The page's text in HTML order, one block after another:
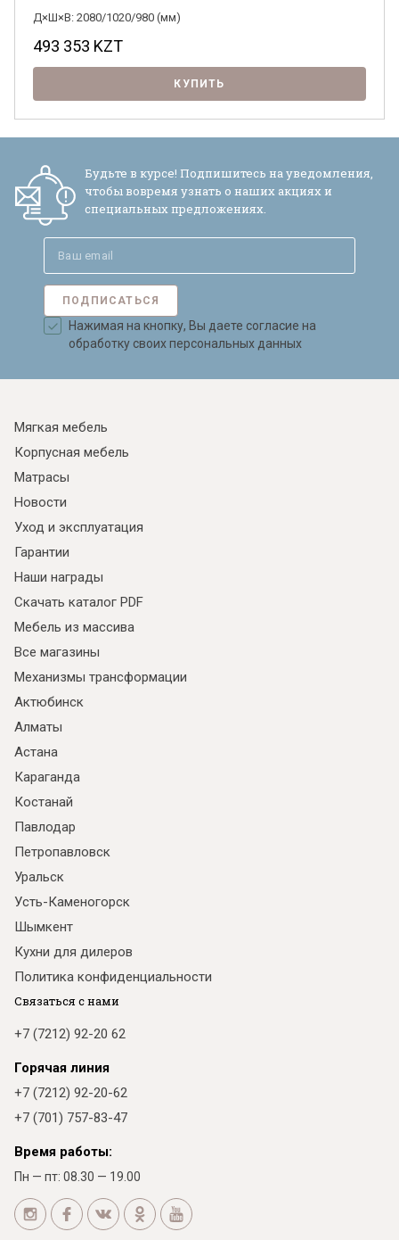
Д×Ш×В: 2080/1020/980 (мм)
493 353 KZT
КУПИТЬ
Будьте в курсе! Подпишитесь на уведомления,
чтобы вовремя узнать о наших акциях и
специальных предложениях.
ПОДПИСАТЬСЯ
Нажимая на кнопку, Вы даете согласие на
обработку своих персональных данных
Мягкая мебель
Корпусная мебель
Матрасы
Новости
Уход и эксплуатация
Гарантии
Наши награды
Скачать каталог PDF
Мебель из массива
Все магазины
Механизмы трансформации
Актюбинск
Алматы
Астана
Караганда
Костанай
Павлодар
Петропавловск
Уральск
Усть-Каменогорск
Шымкент
Кухни для дилеров
Политика конфиденциальности
Связаться с нами
+7 (7212) 92-20 62
Горячая линия
+7 (7212) 92-20-62
+7 (701) 757-83-47
Время работы:
Пн — пт: 08.30 — 19.00